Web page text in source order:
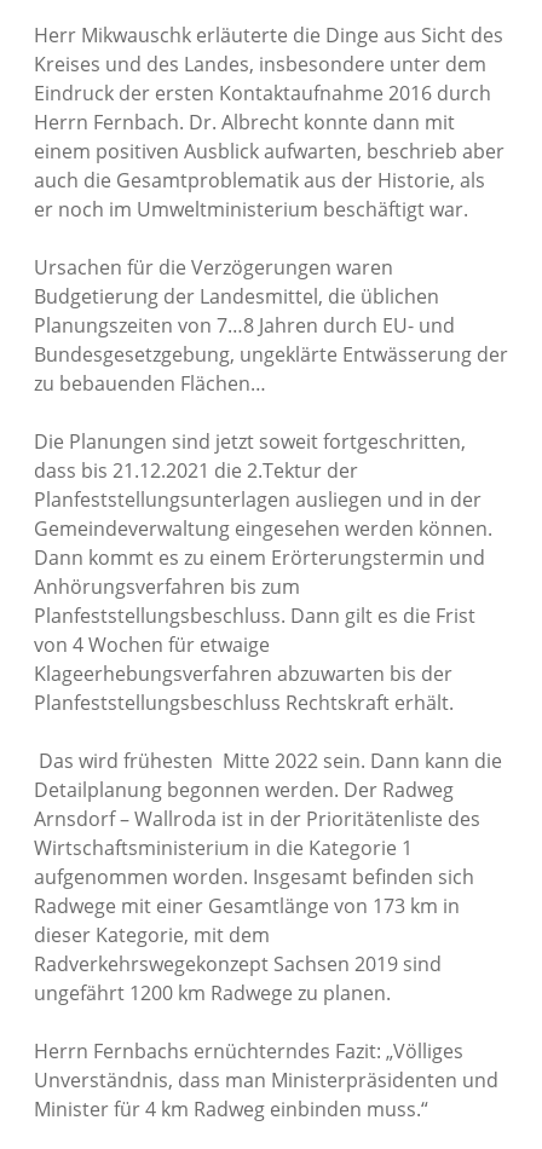
Herr Mikwauschk erläuterte die Dinge aus Sicht des
Kreises und des Landes, insbesondere unter dem
Eindruck der ersten Kontaktaufnahme 2016 durch
Herrn Fernbach. Dr. Albrecht konnte dann mit
einem positiven Ausblick aufwarten, beschrieb aber
auch die Gesamtproblematik aus der Historie, als
er noch im Umweltministerium beschäftigt war.
Ursachen für die Verzögerungen waren
Budgetierung der Landesmittel, die üblichen
Planungszeiten von 7…8 Jahren durch EU- und
Bundesgesetzgebung, ungeklärte Entwässerung der
zu bebauenden Flächen…
Die Planungen sind jetzt soweit fortgeschritten,
dass bis 21.12.2021 die 2.Tektur der
Planfeststellungsunterlagen ausliegen und in der
Gemeindeverwaltung eingesehen werden können.
Dann kommt es zu einem Erörterungstermin und
Anhörungsverfahren bis zum
Planfeststellungsbeschluss. Dann gilt es die Frist
von 4 Wochen für etwaige
Klageerhebungsverfahren abzuwarten bis der
Planfeststellungsbeschluss Rechtskraft erhält.
Das wird frühesten Mitte 2022 sein. Dann kann die
Detailplanung begonnen werden. Der Radweg
Arnsdorf – Wallroda ist in der Prioritätenliste des
Wirtschaftsministerium in die Kategorie 1
aufgenommen worden. Insgesamt befinden sich
Radwege mit einer Gesamtlänge von 173 km in
dieser Kategorie, mit dem
Radverkehrswegekonzept Sachsen 2019 sind
ungefährt 1200 km Radwege zu planen.
Herrn Fernbachs ernüchterndes Fazit: „Völliges
Unverständnis, dass man Ministerpräsidenten und
Minister für 4 km Radweg einbinden muss.“